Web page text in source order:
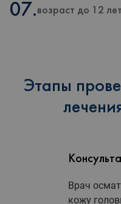
07.возраст до 12 лет
Этапы
Врач
кожу